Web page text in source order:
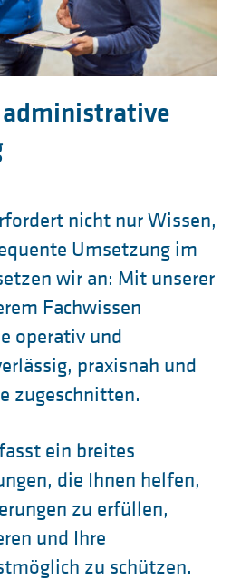
nicht nur Wissen,
Umsetzung im
wir an: Mit unserer
Fachwissen
operativ und
praxisnah und
zugeschnitten.
ein breites
die Ihnen helfen,
zu erfüllen,
und Ihre
zu schützen.